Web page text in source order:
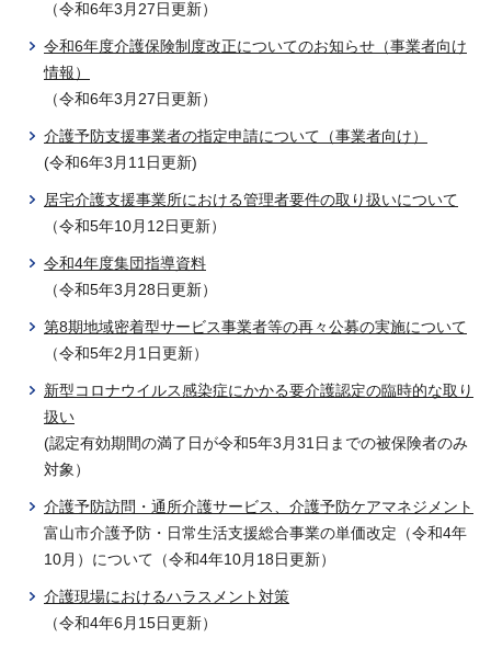
（令和6年3月27日更新）
令和6年度介護保険制度改正についてのお知らせ（事業者向け
情報）
（令和6年3月27日更新）
介護予防支援事業者の指定申請について（事業者向け）
(令和6年3月11日更新)
居宅介護支援事業所における管理者要件の取り扱いについて
（令和5年10月12日更新）
令和4年度集団指導資料
（令和5年3月28日更新）
第8期地域密着型サービス事業者等の再々公募の実施について
（令和5年2月1日更新）
新型コロナウイルス感染症にかかる要介護認定の臨時的な取り
扱い
(認定有効期間の満了日が令和5年3月31日までの被保険者のみ
対象）
介護予防訪問・通所介護サービス、介護予防ケアマネジメント
富山市介護予防・日常生活支援総合事業の単価改定（令和4年
10月）について（令和4年10月18日更新）
介護現場におけるハラスメント対策
（令和4年6月15日更新）